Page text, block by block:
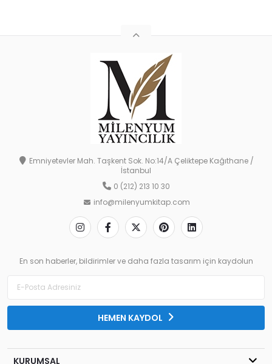
Emniyetevler Mah. Taşkent Sok. No:14/A Çeliktepe Kağıthane /
İstanbul
0 (212) 213 10 30
info@milenyumkitap.com
En son haberler, bildirimler ve daha fazla tasarım için kaydolun
HEMEN KAYDOL
KURUMSAL